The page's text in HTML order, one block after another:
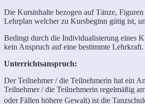
Die Kursinhalte bezogen auf Tänze,
Lehrplan welcher zu Kursbeginn gütig ist,
Bedingt durch die Individualisierung eines
kein Anspruch auf eine bestimmte Lehrkraft.
Unterrichtsanspruch:
Der Teilnehmer / die Teilnehmerin hat ein
Teilnehmer / die Teilnehmerin regelmäßig
oder Fällen höhere Gewalt) ist die